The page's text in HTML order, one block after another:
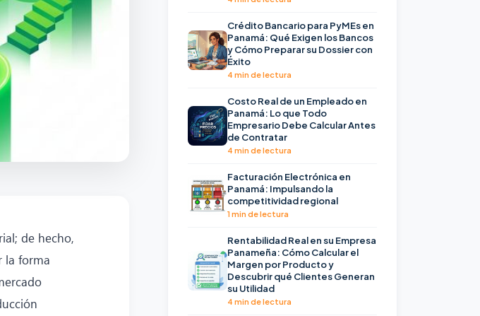
de hecho,
la forma
Crédito Bancario para PyMEs en
Panamá: Qué Exigen los Bancos
y Cómo Preparar su Dossier con
Éxito
4 min de lectura
Costo Real de un Empleado en
Panamá: Lo que Todo
Empresario Debe Calcular Antes
de Contratar
4 min de lectura
Facturación Electrónica en
Panamá: Impulsando la
competitividad regional
1 min de lectura
Rentabilidad Real en su Empresa
Panameña: Cómo Calcular el
Margen por Producto y
Descubrir qué Clientes Generan
su Utilidad
4 min de lectura